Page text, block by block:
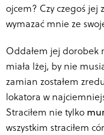
ojcem? Czy czegoś jej
wymazać mnie ze
Oddałem jej dorobek
miała lżej, by nie
zamian zostałem
lokatora w
Straciłem nie tylko
wszystkim straciłem